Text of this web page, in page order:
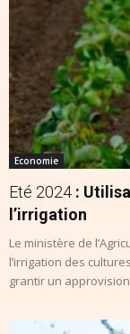
Economie
Eté 2024 :
l’irrigation
Le ministère de
l’irrigation des
grantir un